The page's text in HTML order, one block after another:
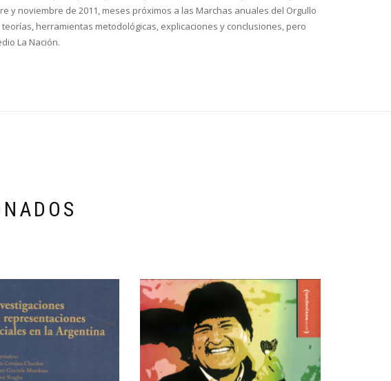
noviembre de 2011, meses próximos a las Marchas anuales del Orgullo
herramientas metodológicas, explicaciones y conclusiones, pero
La Nación.